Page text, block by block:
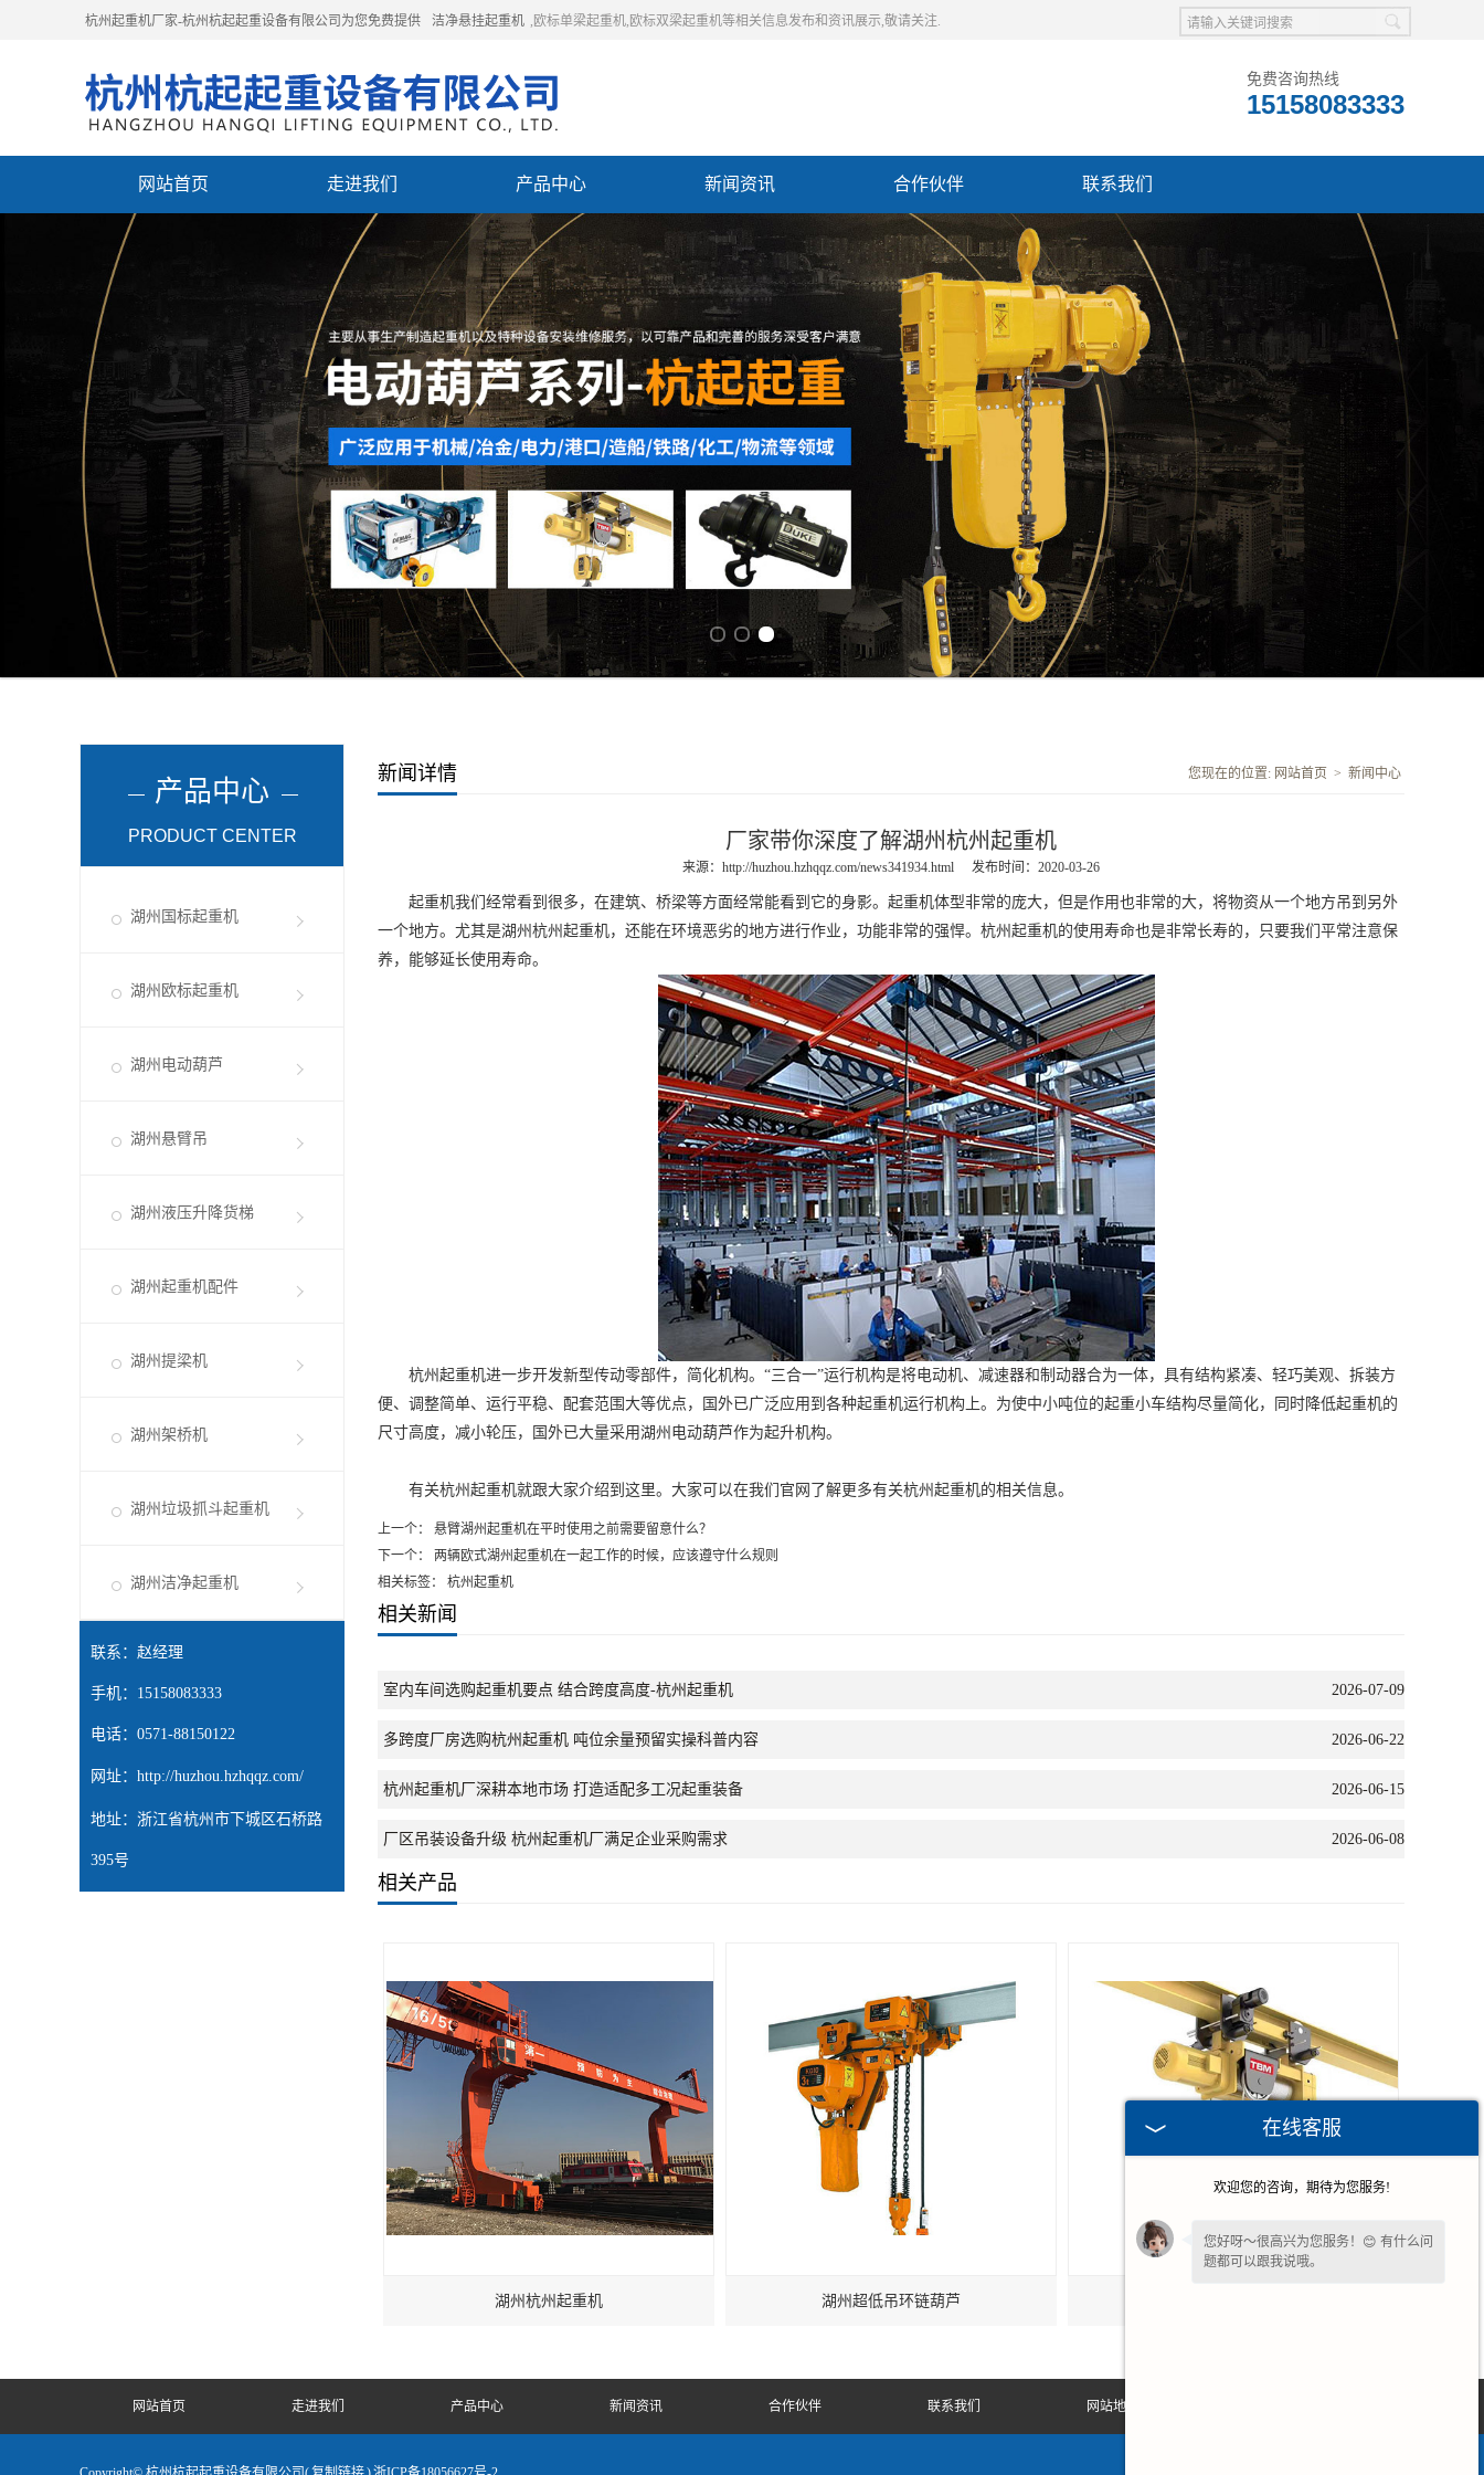
杭州起重机厂家-杭州杭起起重设备有限公司为您免费提供 洁净悬挂起重机 ,欧标单梁起重机,欧标双梁起重机等相关信息发布和资讯展示,敬请关注.
免费咨询热线
15158083333
网站首页 走进我们 产品中心 新闻资讯 合作伙伴 联系我们
产品中心
PRODUCT CENTER
湖州国标起重机
湖州欧标起重机
湖州电动葫芦
湖州悬臂吊
湖州液压升降货梯
湖州起重机配件
湖州提梁机
湖州架桥机
湖州垃圾抓斗起重机
湖州洁净起重机
联系：赵经理
手机：15158083333
电话：0571-88150122
网址： http://huzhou.hzhqqz.com/
地址：浙江省杭州市下城区石桥路
395号
新闻详情 您现在的位置: 网站首页 > 新闻中心
厂家带你深度了解湖州杭州起重机
来源： http://huzhou.hzhqqz.com/news341934.html 发布时间：2020-03-26
起重机我们经常看到很多，在建筑、桥梁等方面经常能看到它的身影。起重机体型非常的庞大，但是作用也非常的大，将物资从一个地方吊到另外
一个地方。尤其是湖州杭州起重机，还能在环境恶劣的地方进行作业，功能非常的强悍。杭州起重机的使用寿命也是非常长寿的，只要我们平常注意保
养，能够延长使用寿命。
杭州起重机进一步开发新型传动零部件，简化机构。“三合一”运行机构是将电动机、减速器和制动器合为一体，具有结构紧凑、轻巧美观、拆装方
便、调整简单、运行平稳、配套范围大等优点，国外已广泛应用到各种起重机运行机构上。为使中小吨位的起重小车结构尽量简化，同时降低起重机的
尺寸高度，减小轮压，国外已大量采用湖州电动葫芦作为起升机构。
有关杭州起重机就跟大家介绍到这里。大家可以在我们官网了解更多有关杭州起重机的相关信息。
上一个：
悬臂湖州起重机在平时使用之前需要留意什么？
下一个：
两辆欧式湖州起重机在一起工作的时候，应该遵守什么规则
相关标签： 杭州起重机
相关新闻
室内车间选购起重机要点 结合跨度高度-杭州起重机 2026-07-09
多跨度厂房选购杭州起重机 吨位余量预留实操科普内容 2026-06-22
杭州起重机厂深耕本地市场 打造适配多工况起重装备 2026-06-15
厂区吊装设备升级 杭州起重机厂满足企业采购需求 2026-06-08
相关产品
湖州杭州起重机 湖州超低吊环链葫芦
网站首页 走进我们 产品中心 新闻资讯 合作伙伴 联系我们 网站地图
在线客服
欢迎您的咨询，期待为您服务!
您好呀～很高兴为您服务！😊 有什么问
题都可以跟我说哦。